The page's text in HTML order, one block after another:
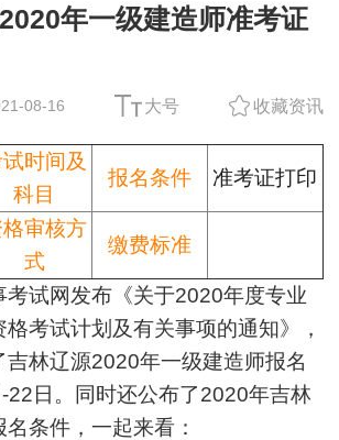
年一级建造师准考证
08-16 大号 收藏资讯
时间及
科目
报名条件 准考证打印
格审核方
式
缴费标准
考试网发布《关于2020年度专业
考试计划及有关事项的通知》，
吉林辽源2020年一级建造师报名
22日。同时还公布了2020年吉林
条件，一起来看：